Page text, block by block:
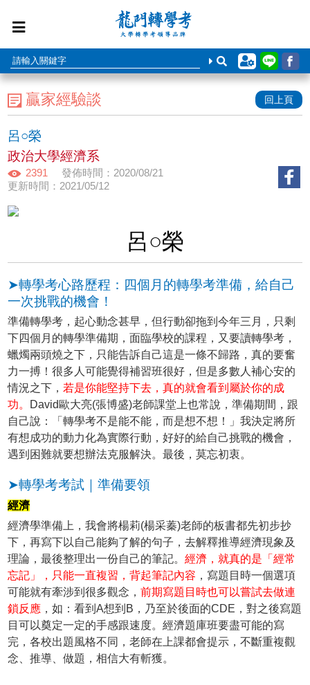
贏家經驗談 回上頁
呂○榮
政治大學經濟系
2391
發佈時間：2020/08/21
更新時間：2021/05/12
呂○榮
➤轉學考心路歷程：四個月的轉學考準備，給自己
一次挑戰的機會！
準備轉學考，起心動念甚早，但行動卻拖到今年三月，只剩
下四個月的轉學準備期，面臨學校的課程，又要讀轉學考，
蠟燭兩頭燒之下，只能告訴自己這是一條不歸路，真的要奮
力一搏！很多人可能覺得補習班很好，但是多數人補心安的
情況之下， 若是你能堅持下去，真的就會看到屬於你的成
功。
David歐大亮(張博盛)老師課堂上也常說，準備期間，跟
自己說：「轉學考不是能不能，而是想不想！」我決定將所
有想成功的動力化為實際行動，好好的給自己挑戰的機會，
遇到困難就要想辦法克服解決。最後，莫忘初衷。
➤轉學考考試｜準備要領
經濟
經濟學準備上，我會將楊莉(楊采蓁)老師的板書都先初步抄
下，再寫下以自己能夠了解的句子，去解釋推導經濟現象及
理論，最後整理出一份自己的筆記。經濟，就真的是「經常
忘記」，只能一直複習，背起筆記內容 ，寫題目時一個選項
可能就有牽涉到很多觀念，前期寫題目時也可以嘗試去做連
鎖反應 ，如：看到A想到B，乃至於後面的CDE，對之後寫題
目可以奠定一定的手感跟速度。經濟題庫班要盡可能的寫
完，各校出題風格不同，老師在上課都會提示，不斷重複觀
念、推導、做題，相信大有斬獲。